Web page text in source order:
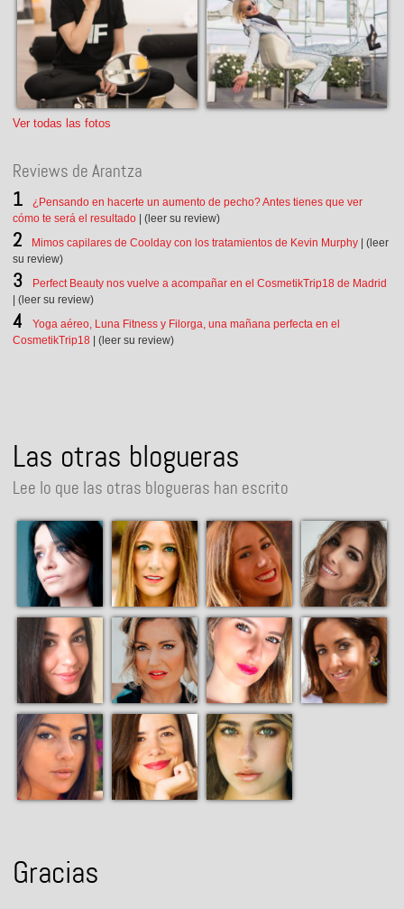
Ver todas las fotos
Reviews de Arantza
¿Pensando en hacerte un aumento de pecho? Antes tienes que ver
cómo te será el resultado | (leer su review)
Mimos capilares de Coolday con los tratamientos de Kevin Murphy| (leer
su review)
Perfect Beauty nos vuelve a acompañar en el CosmetikTrip18 de Madrid
| (leer su review)
Yoga aéreo, Luna Fitness y Filorga, una mañana perfecta en el
CosmetikTrip18 | (leer su review)
Las otras blogueras
Lee lo que las otras blogueras han escrito
Gracias